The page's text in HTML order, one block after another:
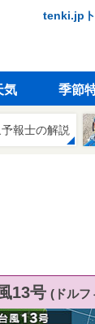
tenki.jp
気 季節
報士の解説
13号 (ドルフ